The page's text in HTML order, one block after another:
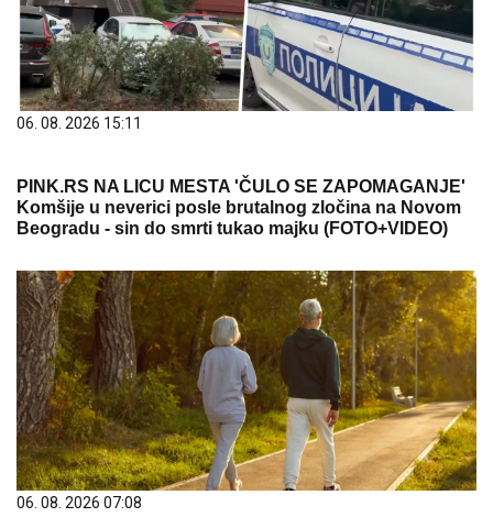
06. 08. 2026 15:11
PINK.RS NA LICU MESTA 'ČULO SE ZAPOMAGANJE'
Komšije u neverici posle brutalnog zločina na Novom
Beogradu - sin do smrti tukao majku (FOTO+VIDEO)
06. 08. 2026 07:08